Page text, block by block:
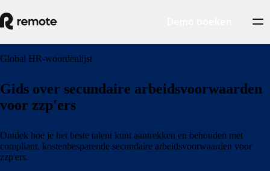
Global HR-woordenlijst
Gids over secundaire arbeidsvoorwaarden
voor zzp'ers
Ontdek hoe je het beste talent kunt aantrekken en behouden met
compliant, kostenbesparende secundaire arbeidsvoorwaarden voor
zzp'ers.